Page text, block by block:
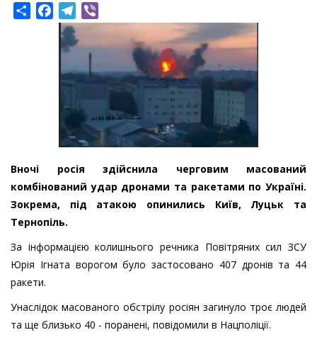
ShareFacebookTelegram
Вночі росія здійснила черговим масований
комбінований удар дронами та ракетами по Україні.
Зокрема, під атакою опинились Київ, Луцьк та
Тернопіль.
За інформацією колишнього речника Повітряних сил ЗСУ
Юрія Ігната ворогом було застосовано 407 дронів та 44
ракети.
Унаслідок масованого обстрілу росіян загинуло троє людей
та ще близько 40 - поранені, повідомили в Нацполіції.